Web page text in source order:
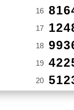
16
17
18
19
20